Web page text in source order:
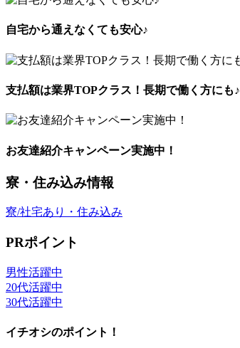
自宅から通えなくても安心♪
支払額は業界TOPクラス！長期で働く方にも♪
お友達紹介キャンペーン実施中！
寮・住み込み情報
寮/社宅あり・住み込み
PRポイント
男性活躍中
20代活躍中
30代活躍中
イチオシのポイント！